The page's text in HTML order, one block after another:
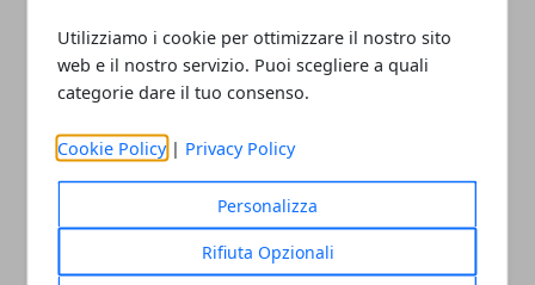
Utilizziamo i cookie per ottimizzare il nostro sito
web e il nostro servizio. Puoi scegliere a quali
categorie dare il tuo consenso.
Cookie Policy | Privacy Policy
Personalizza
Rifiuta Opzionali
ARTICOLI CORRELATI